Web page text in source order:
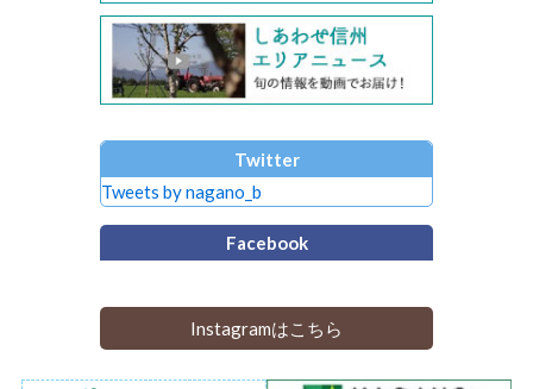
Twitter
Tweets by nagano_b
Facebook
Instagramはこちら